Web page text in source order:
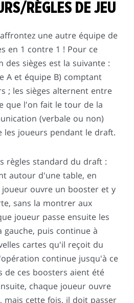
RÈGLES DE JEU
une autre équipe de
en 1 contre 1 ! Pour ce
sièges est la suivante :
A et équipe B) comptant
; les sièges alternent entre
que l'on fait le tour de la
(verbale ou non)
les joueurs pendant le draft.
règles standard du draft :
autour d'une table, en
joueur ouvre un booster et y
sans la montrer aux
joueur passe ensuite les
gauche, puis continue à
cartes qu'il reçoit du
continue jusqu'à ce
de ces boosters aient été
chaque joueur ouvre
mais cette fois, il doit passer